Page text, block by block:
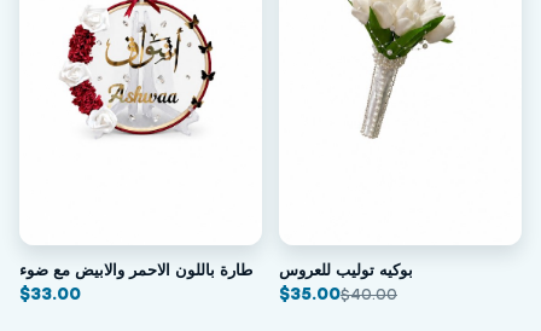
طارة باللون الاحمر والابيض مع ضوء
$33.00
بوكيه توليب للعروس
$35.00$40.00